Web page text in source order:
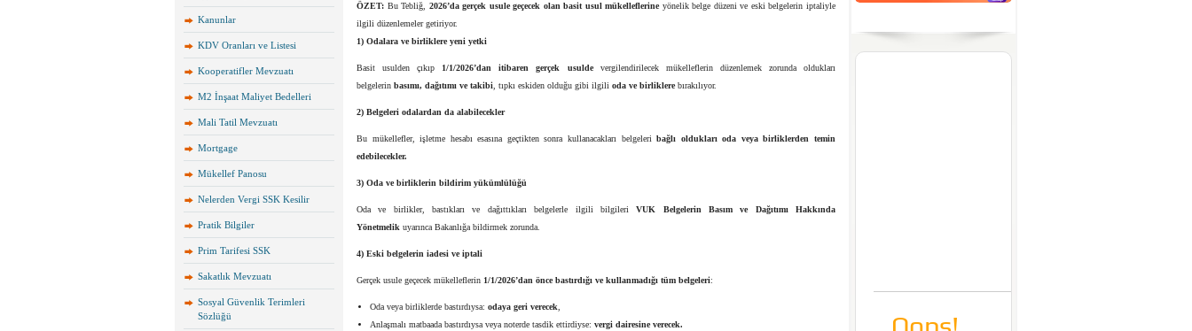
Kanunlar
KDV Oranları ve Listesi
Kooperatifler Mevzuatı
M2 İnşaat Maliyet Bedelleri
Mali Tatil Mevzuatı
Mortgage
Mükellef Panosu
Nelerden Vergi SSK Kesilir
Pratik Bilgiler
Prim Tarifesi SSK
Sakatlık Mevzuatı
Sosyal Güvenlik Terimleri
Sözlüğü
ÖZET: Bu Tebliğ, 2026’da gerçek usule geçecek olan basit usul mükelleflerineyönelik belge düzeni ve eski belgelerin iptaliyle
ilgili düzenlemeler getiriyor.
1) Odalara ve birliklere yeni yetki
Basit usulden çıkıp 1/1/2026’dan itibaren gerçek usuldevergilendirilecek mükelleflerin düzenlemek zorunda oldukları
belgelerin basımı, dağıtımı ve takibi , tıpkı eskiden olduğu gibi ilgili oda ve birliklerebırakılıyor.
2) Belgeleri odalardan da alabilecekler
Bu mükellefler, işletme hesabı esasına geçtikten sonra kullanacakları belgeleribağlı oldukları oda veya birliklerden temin
edebilecekler.
3) Oda ve birliklerin bildirim yükümlülüğü
Oda ve birlikler, bastıkları ve dağıttıkları belgelerle ilgili bilgileriVUK Belgelerin Basım ve Dağıtımı Hakkında
Yönetmelik uyarınca Bakanlığa bildirmek zorunda.
4) Eski belgelerin iadesi ve iptali
Gerçek usule geçecek mükelleflerin 1/1/2026’dan önce bastırdığı ve kullanmadığı tüm belgeleri:
Oda veya birliklerde bastırdıysa: odaya geri verecek
Anlaşmalı matbaada bastırdıysa veya noterde tasdik ettirdiyse: vergi dairesine verecek.